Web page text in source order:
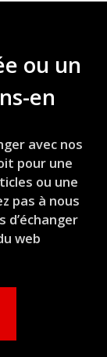
ou un
en
avec nos
pour une
ou une
pas à nous
d’échanger
web